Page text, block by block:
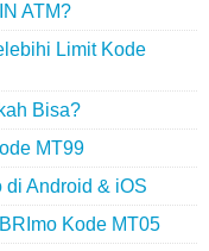
ATM?
Limit Kode
Bisa?
MT99
Android & iOS
Kode MT05